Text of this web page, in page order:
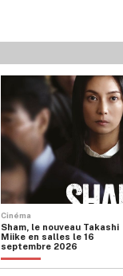
Cinéma
Sham, le nouveau Takashi
Miike en salles le 16
septembre 2026